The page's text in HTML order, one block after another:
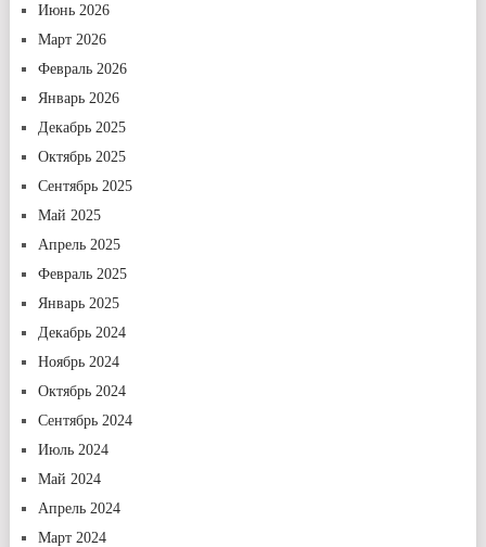
Июнь 2026
Март 2026
Февраль 2026
Январь 2026
Декабрь 2025
Октябрь 2025
Сентябрь 2025
Май 2025
Апрель 2025
Февраль 2025
Январь 2025
Декабрь 2024
Ноябрь 2024
Октябрь 2024
Сентябрь 2024
Июль 2024
Май 2024
Апрель 2024
Март 2024